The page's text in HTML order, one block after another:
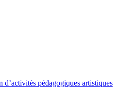
d’activités pédagogiques artistiques